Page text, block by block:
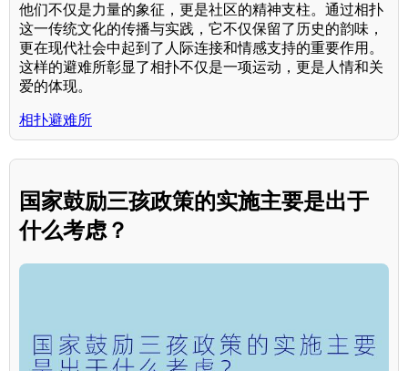
他们不仅是力量的象征，更是社区的精神支柱。通过相扑
这一传统文化的传播与实践，它不仅保留了历史的韵味，
更在现代社会中起到了人际连接和情感支持的重要作用。
这样的避难所彰显了相扑不仅是一项运动，更是人情和关
爱的体现。
相扑避难所
国家鼓励三孩政策的实施主要是出于
什么考虑？